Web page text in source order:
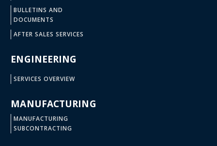
BULLETINS AND
DOCUMENTS
AFTER SALES SERVICES
ENGINEERING
SERVICES OVERVIEW
MANUFACTURING
MANUFACTURING
SUBCONTRACTING